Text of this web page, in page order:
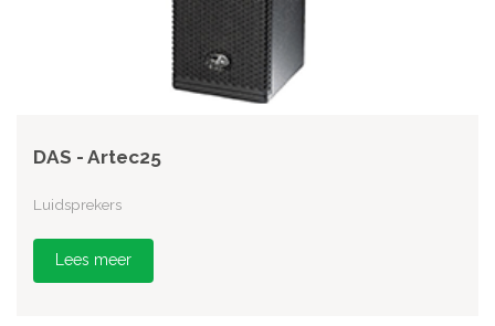
DAS - Artec25
Luidsprekers
Lees meer